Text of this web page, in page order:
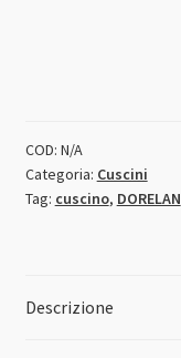
COD: N/A
Categoria: Cuscini
Tag: cuscino, DORELAN
Descrizione